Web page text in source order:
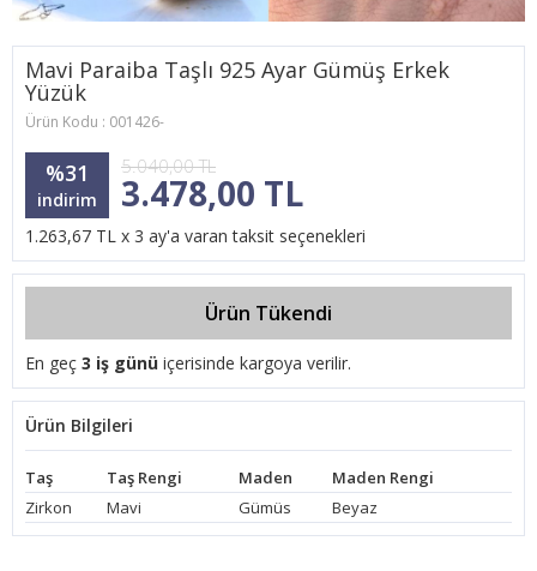
Mavi Paraiba Taşlı 925 Ayar Gümüş Erkek
Yüzük
Ürün Kodu : 001426-
%31
indirim
5.040,00 TL
3.478,00 TL
1.263,67 TL x 3 ay'a varan taksit seçenekleri
Ürün Tükendi
En geç 3 iş günü içerisinde kargoya verilir.
Ürün Bilgileri
Taş Taş Rengi Maden
Maden Rengi
Zirkon
Mavi Gümüs Beyaz